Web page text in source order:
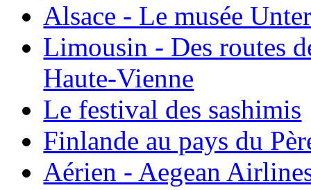
Alsace - Le musée
Limousin - Des routes
Haute-Vienne
Le festival des sashimis
Finlande au pays du
Aérien - Aegean